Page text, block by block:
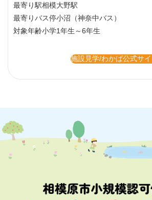
最寄り駅相模大野駅
最寄りバス停小沼（神奈中バス）
対象年齢小学1年生～6年生
施設見学/わかば公式サ